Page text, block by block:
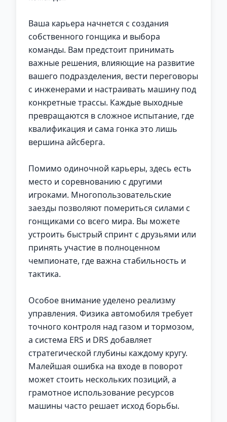
Ваша карьера начнется с создания
собственного гонщика и выбора
команды. Вам предстоит принимать
важные решения, влияющие на развитие
вашего подразделения, вести переговоры
с инженерами и настраивать машину под
конкретные трассы. Каждые выходные
превращаются в сложное испытание, где
квалификация и сама гонка это лишь
вершина айсберга.
Помимо одиночной карьеры, здесь есть
место и соревнованию с другими
игроками. Многопользовательские
заезды позволяют помериться силами с
гонщиками со всего мира. Вы можете
устроить быстрый спринт с друзьями или
принять участие в полноценном
чемпионате, где важна стабильность и
тактика.
Особое внимание уделено реализму
управления. Физика автомобиля требует
точного контроля над газом и тормозом,
а система ERS и DRS добавляет
стратегической глубины каждому кругу.
Малейшая ошибка на входе в поворот
может стоить нескольких позиций, а
грамотное использование ресурсов
машины часто решает исход борьбы.